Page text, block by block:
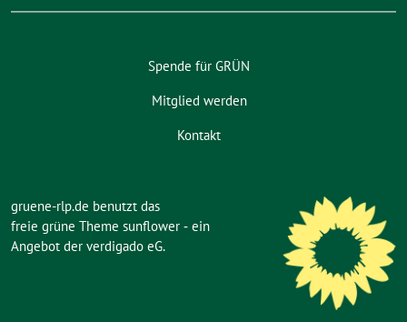
Spende für GRÜN
Mitglied werden
Kontakt
gruene-rlp.de benutzt das
freie grüne Theme sunflower ‐ ein
Angebot der verdigado eG.